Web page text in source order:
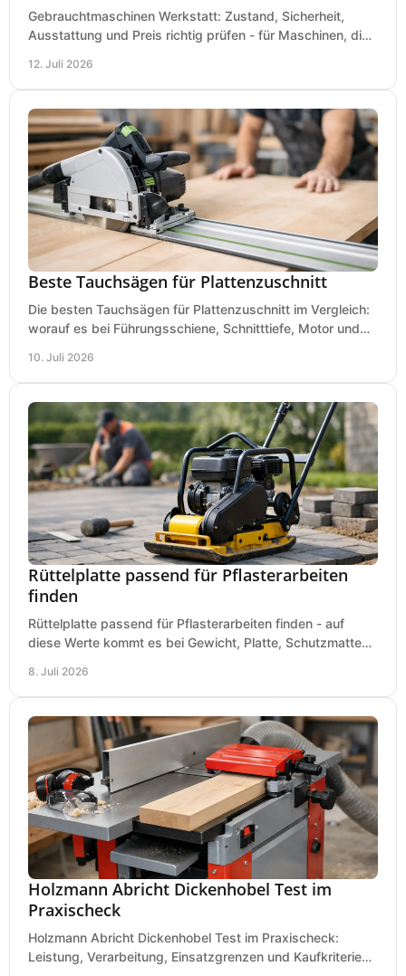
Gebrauchtmaschinen Werkstatt: Zustand, Sicherheit,
Ausstattung und Preis richtig prüfen - für Maschinen, die
12. Juli 2026
Beste Tauchsägen für Plattenzuschnitt
Die besten Tauchsägen für Plattenzuschnitt im Vergleich:
worauf es bei Führungsschiene, Schnitttiefe, Motor und
10. Juli 2026
Rüttelplatte passend für Pflasterarbeiten
finden
Rüttelplatte passend für Pflasterarbeiten finden - auf
diese Werte kommt es bei Gewicht, Platte, Schutzmatte
8. Juli 2026
Holzmann Abricht Dickenhobel Test im
Praxischeck
Holzmann Abricht Dickenhobel Test im Praxischeck:
Leistung, Verarbeitung, Einsatzgrenzen und Kaufkriterien